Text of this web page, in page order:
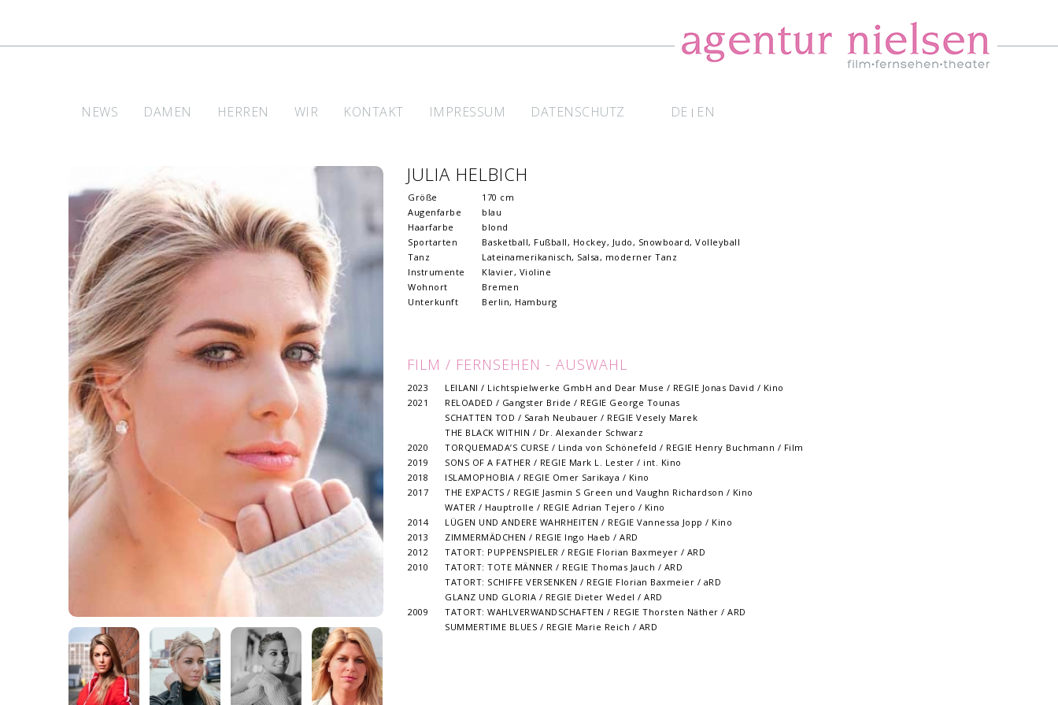
NEWS DAMEN HERREN WIR KONTAKT IMPRESSUM DATENSCHUTZ DE | EN
JULIA HELBICH
Größe
170 cm
Augenfarbe
blau
Haarfarbe
blond
Sportarten
Basketball, Fußball, Hockey, Judo, Snowboard, Volleyball
Tanz
Lateinamerikanisch, Salsa, moderner Tanz
Instrumente
Klavier, Violine
Wohnort
Bremen
Unterkunft
Berlin, Hamburg
FILM / FERNSEHEN - AUSWAHL
2023
LEILANI / Lichtspielwerke GmbH and Dear Muse / REGIE Jonas David / Kino
2021
RELOADED / Gangster Bride / REGIE George Tounas
SCHATTEN TOD / Sarah Neubauer / REGIE Vesely Marek
THE BLACK WITHIN / Dr. Alexander Schwarz
2020
TORQUEMADA’S CURSE / Linda von Schönefeld / REGIE Henry Buchmann / Film
2019
SONS OF A FATHER / REGIE Mark L. Lester / int. Kino
2018
ISLAMOPHOBIA / REGIE Omer Sarikaya / Kino
2017
THE EXPACTS / REGIE Jasmin S Green und Vaughn Richardson / Kino
WATER / Hauptrolle / REGIE Adrian Tejero / Kino
2014
LÜGEN UND ANDERE WAHRHEITEN / REGIE Vannessa Jopp / Kino
2013
ZIMMERMÄDCHEN / REGIE Ingo Haeb / ARD
2012
TATORT: PUPPENSPIELER / REGIE Florian Baxmeyer / ARD
2010
TATORT: TOTE MÄNNER / REGIE Thomas Jauch / ARD
TATORT: SCHIFFE VERSENKEN / REGIE Florian Baxmeier / aRD
GLANZ UND GLORIA / REGIE Dieter Wedel / ARD
2009
TATORT: WAHLVERWANDSCHAFTEN / REGIE Thorsten Näther / ARD
SUMMERTIME BLUES / REGIE Marie Reich / ARD